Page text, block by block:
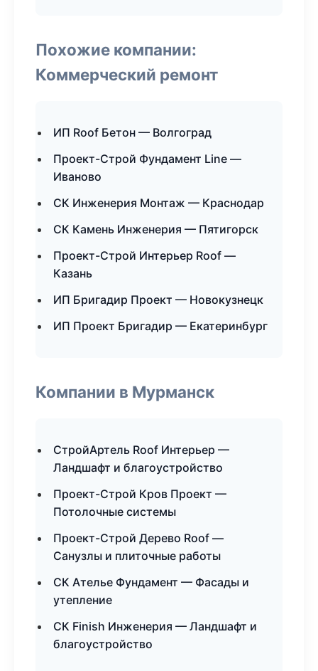
Похожие компании:
Коммерческий ремонт
ИП Roof Бетон — Волгоград
Проект-Строй Фундамент Line —
Иваново
СК Инженерия Монтаж — Краснодар
СК Камень Инженерия — Пятигорск
Проект-Строй Интерьер Roof —
Казань
ИП Бригадир Проект — Новокузнецк
ИП Проект Бригадир — Екатеринбург
Компании в Мурманск
СтройАртель Roof Интерьер —
Ландшафт и благоустройство
Проект-Строй Кров Проект —
Потолочные системы
Проект-Строй Дерево Roof —
Санузлы и плиточные работы
СК Ателье Фундамент — Фасады и
утепление
СК Finish Инженерия — Ландшафт и
благоустройство